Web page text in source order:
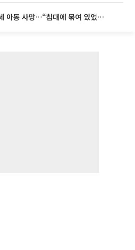
천안 교회서 11세 아동 사망…“침대에 묶여 있었다” 진술 확보